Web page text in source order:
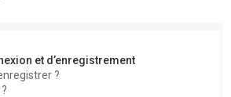
et d’enregistrement
?